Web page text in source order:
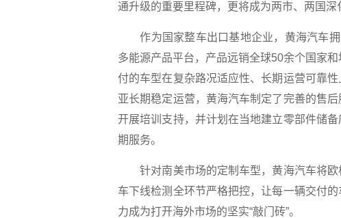
通升级的重要里程碑，更将成为两市、两国深
作为国家整车出口基地企业，黄海汽车拥
多能源产品平台，产品远销全球50余个国家
付的车型在复杂路况适应性、长期运营可靠
亚长期稳定运营，黄海汽车制定了完善的售
开展培训支持，并计划在当地建立零部件储
期服务。
针对南美市场的定制车型，黄海汽车将欧
车下线检测全环节严格把控，让每一辆交付
力成为打开海外市场的坚实“敲门砖”。